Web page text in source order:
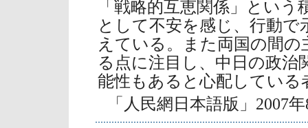
「戦略的互恵関係」とい
として不安を感じ、行動
えている。また両国の間
る点に注目し、中日の政治
能性もあると心配している
「人民網日本語版」2007